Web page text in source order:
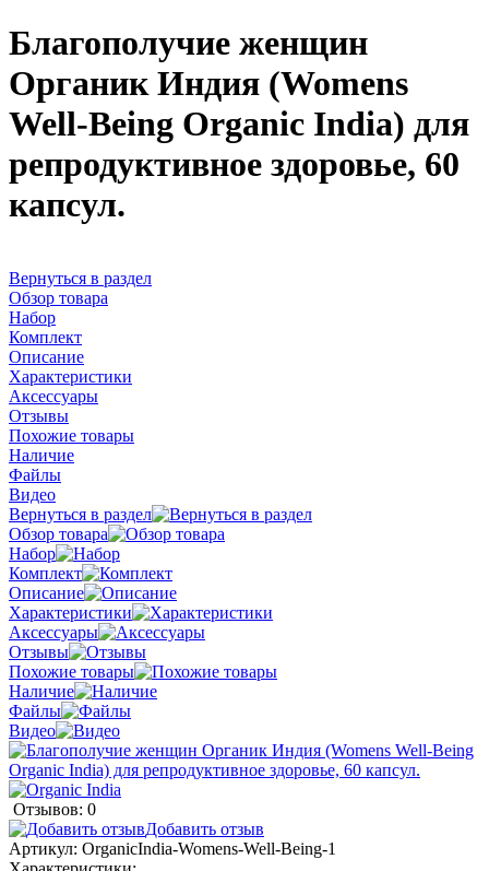
Благополучие женщин
Органик Индия (Womens
Well-Being Organic India) для
репродуктивное здоровье, 60
капсул.
Вернуться в раздел
Обзор товара
Набор
Комплект
Описание
Характеристики
Аксессуары
Отзывы
Похожие товары
Наличие
Файлы
Видео
Вернуться в раздел
Обзор товара
Набор
Комплект
Описание
Характеристики
Аксессуары
Отзывы
Похожие товары
Наличие
Файлы
Видео
Отзывов: 0
Добавить отзыв
Артикул: OrganicIndia-Womens-Well-Being-1